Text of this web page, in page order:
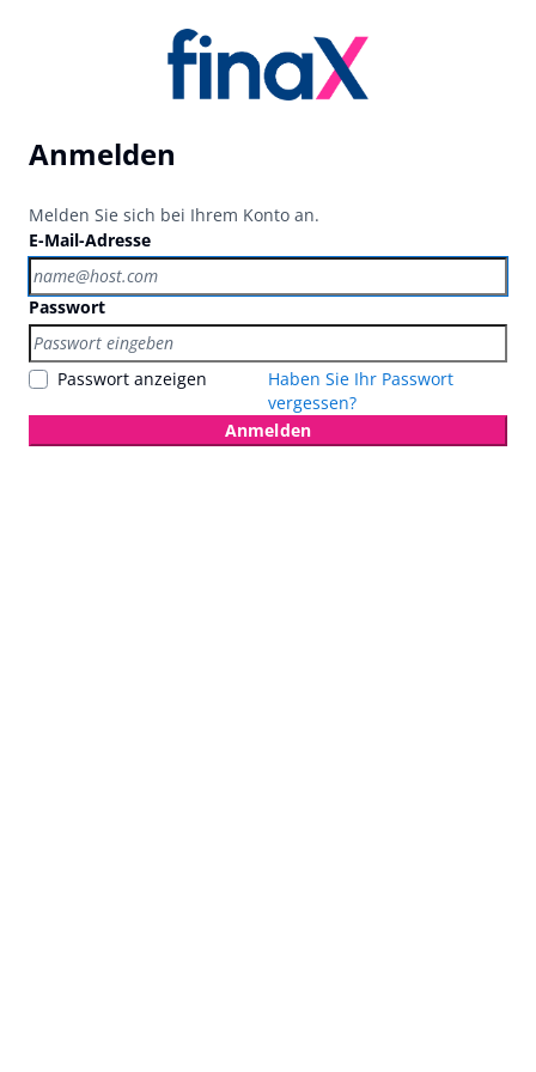
Anmelden
Melden Sie sich bei Ihrem Konto an.
E-Mail-Adresse
Passwort
Passwort anzeigen
Haben Sie Ihr Passwort
vergessen?
Anmelden